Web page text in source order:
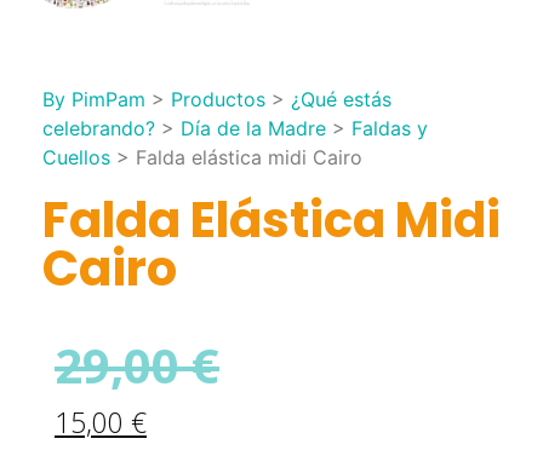
By PimPam > Productos > ¿Qué estás
celebrando? > Día de la Madre > Faldas y
Cuellos > Falda elástica midi Cairo
Falda Elástica Midi
Cairo
29,00€
15,00 €